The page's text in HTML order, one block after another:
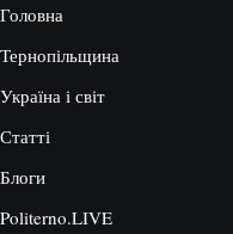
Головна
Тернопільщина
Україна і світ
Статті
Блоги
Politerno.LIVE